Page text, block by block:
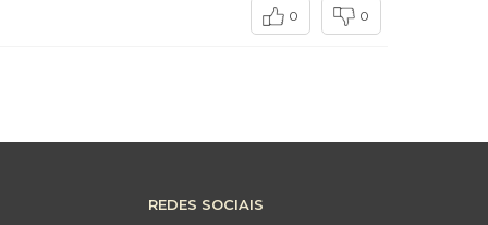
0 0
REDES SOCIAIS